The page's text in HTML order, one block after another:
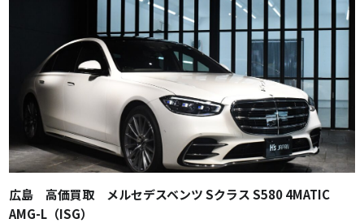
広島 高価買取 メルセデスベンツ Sクラス S580 4MATIC
AMG-L（ISG）